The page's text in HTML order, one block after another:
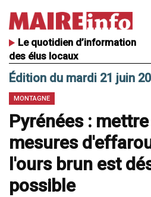
Le quotidien d’information
des élus locaux
Édition du mardi 21 juin
MONTAGNE
Pyrénées :
mesures
l'ours brun est
possible